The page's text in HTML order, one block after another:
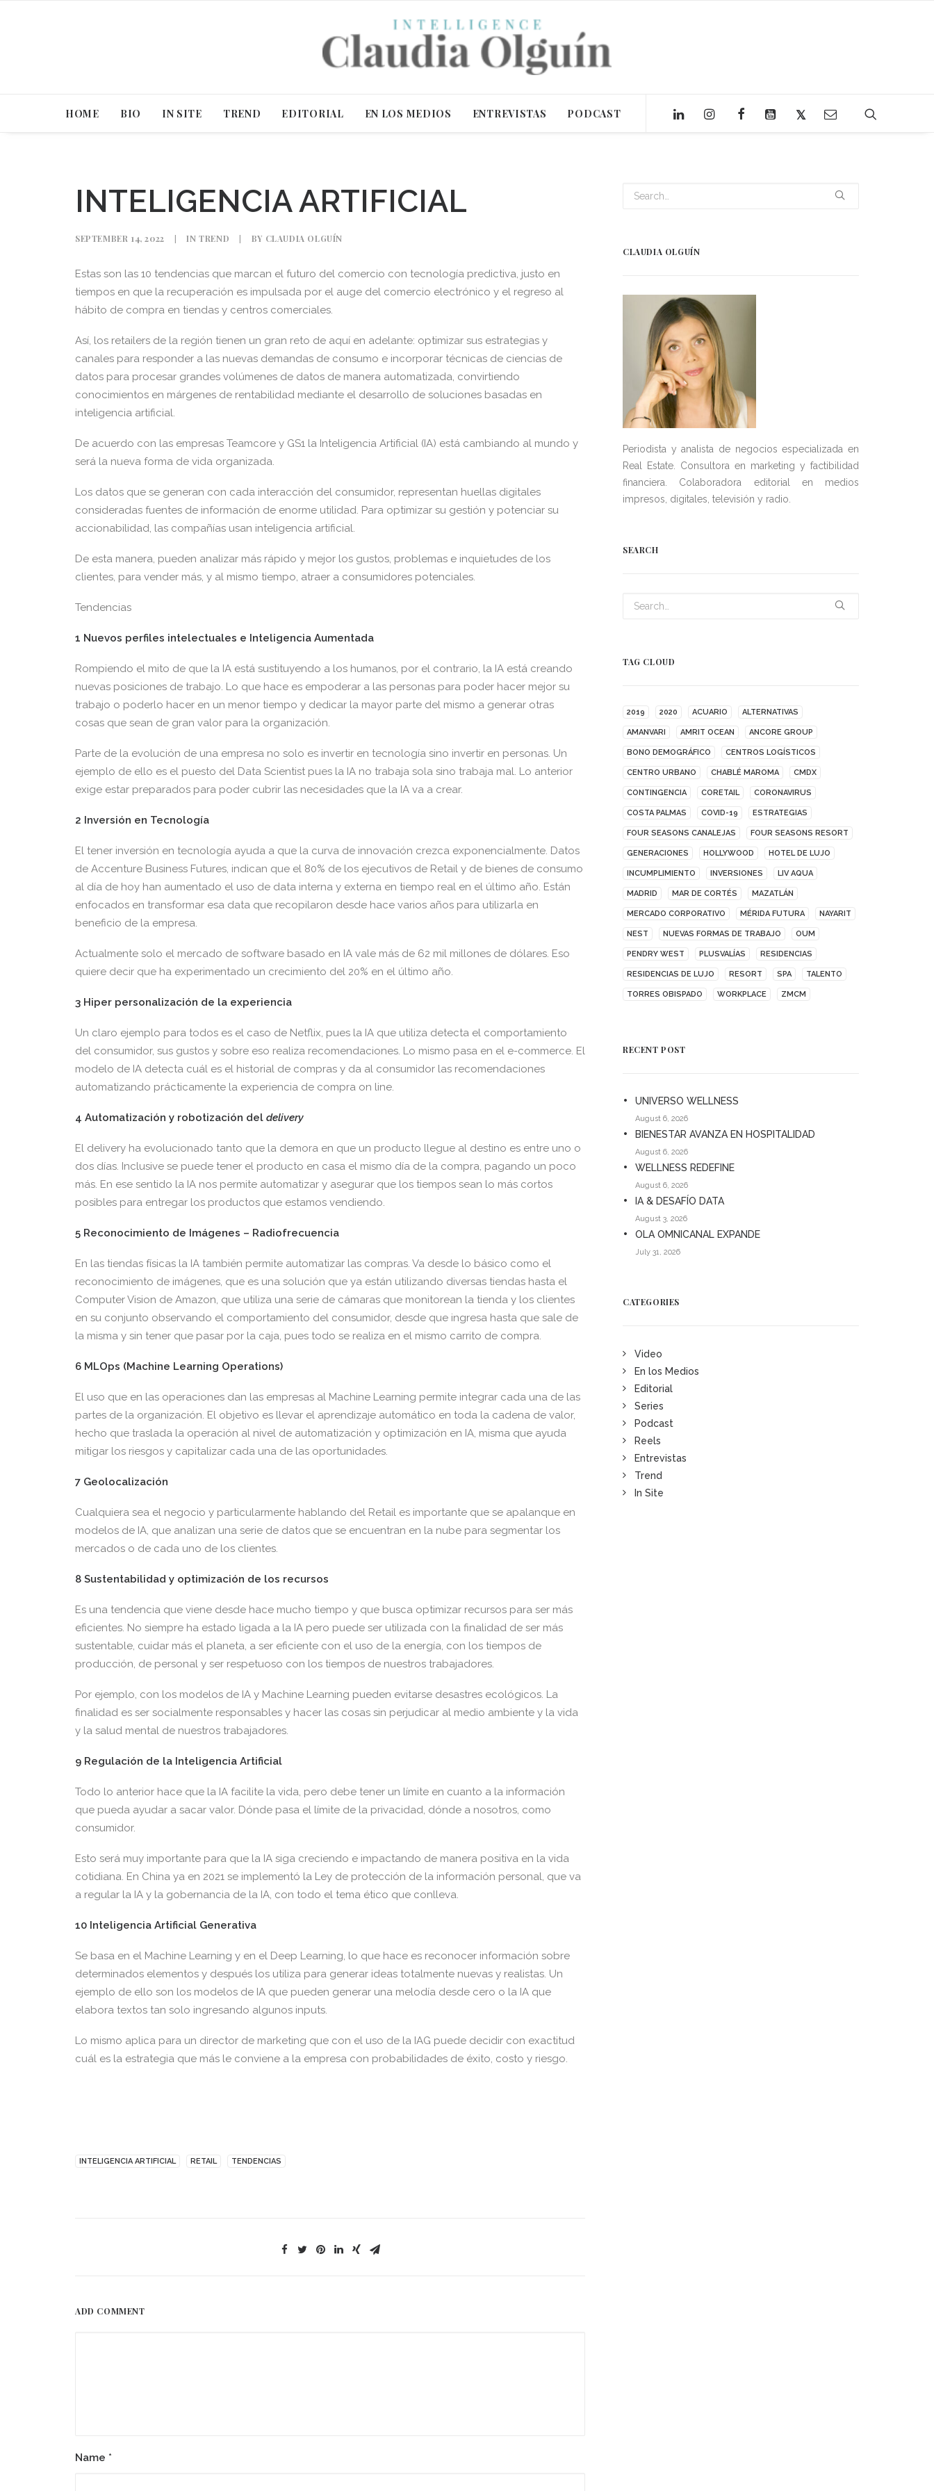
HOME BIO IN SITE TREND EDITORIAL EN LOS MEDIOS ENTREVISTAS PODCAST
INTELIGENCIA ARTIFICIAL
SEPTEMBER 14, 2022 | INTREND | BY CLAUDIA OLGUÍN
Estas son las 10 tendencias que marcan el futuro del comercio con tecnología predictiva, justo en
tiempos en que la recuperación es impulsada por el auge del comercio electrónico y el regreso al
hábito de compra en tiendas y centros comerciales.
Así, los retailers de la región tienen un gran reto de aquí en adelante: optimizar sus estrategias y
canales para responder a las nuevas demandas de consumo e incorporar técnicas de ciencias de
datos para procesar grandes volúmenes de datos de manera automatizada, convirtiendo
conocimientos en márgenes de rentabilidad mediante el desarrollo de soluciones basadas en
inteligencia artificial.
De acuerdo con las empresas Teamcore y GS1 la Inteligencia Artificial (IA) está cambiando al mundo y
será la nueva forma de vida organizada.
Los datos que se generan con cada interacción del consumidor, representan huellas digitales
consideradas fuentes de información de enorme utilidad. Para optimizar su gestión y potenciar su
accionabilidad, las compañías usan inteligencia artificial.
De esta manera, pueden analizar más rápido y mejor los gustos, problemas e inquietudes de los
clientes, para vender más, y al mismo tiempo, atraer a consumidores potenciales.
Tendencias
1 Nuevos perfiles intelectuales e Inteligencia Aumentada
Rompiendo el mito de que la IA está sustituyendo a los humanos, por el contrario, la IA está creando
nuevas posiciones de trabajo. Lo que hace es empoderar a las personas para poder hacer mejor su
trabajo o poderlo hacer en un menor tiempo y dedicar la mayor parte del mismo a generar otras
cosas que sean de gran valor para la organización.
Parte de la evolución de una empresa no solo es invertir en tecnología sino invertir en personas. Un
ejemplo de ello es el puesto del Data Scientist pues la IA no trabaja sola sino trabaja mal. Lo anterior
exige estar preparados para poder cubrir las necesidades que la IA va a crear.
2 Inversión en Tecnología
El tener inversión en tecnología ayuda a que la curva de innovación crezca exponencialmente. Datos
de Accenture Business Futures, indican que el 80% de los ejecutivos de Retail y de bienes de consumo
al día de hoy han aumentado el uso de data interna y externa en tiempo real en el último año. Están
enfocados en transformar esa data que recopilaron desde hace varios años para utilizarla en
beneficio de la empresa.
Actualmente solo el mercado de software basado en IA vale más de 62 mil millones de dólares. Eso
quiere decir que ha experimentado un crecimiento del 20% en el último año.
3 Hiper personalización de la experiencia
Un claro ejemplo para todos es el caso de Netflix, pues la IA que utiliza detecta el comportamiento
del consumidor, sus gustos y sobre eso realiza recomendaciones. Lo mismo pasa en el e-commerce. El
modelo de IA detecta cuál es el historial de compras y da al consumidor las recomendaciones
automatizando prácticamente la experiencia de compra on line.
4 Automatización y robotización del delivery
El delivery ha evolucionado tanto que la demora en que un producto llegue al destino es entre uno o
dos días. Inclusive se puede tener el producto en casa el mismo día de la compra, pagando un poco
más. En ese sentido la IA nos permite automatizar y asegurar que los tiempos sean lo más cortos
posibles para entregar los productos que estamos vendiendo.
5 Reconocimiento de Imágenes – Radiofrecuencia
En las tiendas físicas la IA también permite automatizar las compras. Va desde lo básico como el
reconocimiento de imágenes, que es una solución que ya están utilizando diversas tiendas hasta el
Computer Vision de Amazon, que utiliza una serie de cámaras que monitorean la tienda y los clientes
en su conjunto observando el comportamiento del consumidor, desde que ingresa hasta que sale de
la misma y sin tener que pasar por la caja, pues todo se realiza en el mismo carrito de compra.
6 MLOps (Machine Learning Operations)
El uso que en las operaciones dan las empresas al Machine Learning permite integrar cada una de las
partes de la organización. El objetivo es llevar el aprendizaje automático en toda la cadena de valor,
hecho que traslada la operación al nivel de automatización y optimización en IA, misma que ayuda
mitigar los riesgos y capitalizar cada una de las oportunidades.
7 Geolocalización
Cualquiera sea el negocio y particularmente hablando del Retail es importante que se apalanque en
modelos de IA, que analizan una serie de datos que se encuentran en la nube para segmentar los
mercados o de cada uno de los clientes.
8 Sustentabilidad y optimización de los recursos
Es una tendencia que viene desde hace mucho tiempo y que busca optimizar recursos para ser más
eficientes. No siempre ha estado ligada a la IA pero puede ser utilizada con la finalidad de ser más
sustentable, cuidar más el planeta, a ser eficiente con el uso de la energía, con los tiempos de
producción, de personal y ser respetuoso con los tiempos de nuestros trabajadores.
Por ejemplo, con los modelos de IA y Machine Learning pueden evitarse desastres ecológicos. La
finalidad es ser socialmente responsables y hacer las cosas sin perjudicar al medio ambiente y la vida
y la salud mental de nuestros trabajadores.
9 Regulación de la Inteligencia Artificial
Todo lo anterior hace que la IA facilite la vida, pero debe tener un límite en cuanto a la información
que pueda ayudar a sacar valor. Dónde pasa el límite de la privacidad, dónde a nosotros, como
consumidor.
Esto será muy importante para que la IA siga creciendo e impactando de manera positiva en la vida
cotidiana. En China ya en 2021 se implementó la Ley de protección de la información personal, que va
a regular la IA y la gobernancia de la IA, con todo el tema ético que conlleva.
10 Inteligencia Artificial Generativa
Se basa en el Machine Learning y en el Deep Learning, lo que hace es reconocer información sobre
determinados elementos y después los utiliza para generar ideas totalmente nuevas y realistas. Un
ejemplo de ello son los modelos de IA que pueden generar una melodía desde cero o la IA que
elabora textos tan solo ingresando algunos inputs.
Lo mismo aplica para un director de marketing que con el uso de la IAG puede decidir con exactitud
cuál es la estrategia que más le conviene a la empresa con probabilidades de éxito, costo y riesgo.
INTELIGENCIA ARTIFICIAL RETAIL TENDENCIAS
ADD COMMENT
Name *
CLAUDIA OLGUÍN
Periodista y analista de negocios especializada en
Real Estate. Consultora en marketing y factibilidad
financiera. Colaboradora editorial en medios
impresos, digitales, televisión y radio.
SEARCH
TAG CLOUD
2019 2020 ACUARIO ALTERNATIVAS
AMANVARI AMRIT OCEAN ANCORE GROUP
BONO DEMOGRÁFICO CENTROS LOGÍSTICOS
CENTRO URBANO CHABLÉ MAROMA CMDX
CONTINGENCIA CORETAIL CORONAVIRUS
COSTA PALMAS COVID-19 ESTRATEGIAS
FOUR SEASONS CANALEJAS FOUR SEASONS RESORT
GENERACIONES HOLLYWOOD HOTEL DE LUJO
INCUMPLIMIENTO INVERSIONES LIV AQUA
MADRID MAR DE CORTÉS MAZATLÁN
MERCADO CORPORATIVO MÉRIDA FUTURA NAYARIT
NEST NUEVAS FORMAS DE TRABAJO OUM
PENDRY WEST PLUSVALÍAS RESIDENCIAS
RESIDENCIAS DE LUJO RESORT SPA TALENTO
TORRES OBISPADO WORKPLACE ZMCM
RECENT POST
UNIVERSO WELLNESS
August 6, 2026
BIENESTAR AVANZA EN HOSPITALIDAD
August 6, 2026
WELLNESS REDEFINE
August 6, 2026
IA & DESAFÍO DATA
August 3, 2026
OLA OMNICANAL EXPANDE
July 31, 2026
CATEGORIES
Video
En los Medios
Editorial
Series
Podcast
Reels
Entrevistas
Trend
In Site